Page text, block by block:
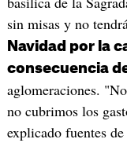
sin misas y no
Navidad por la
consecuencia
aglomeraciones.
no cubrimos los
explicado fuentes